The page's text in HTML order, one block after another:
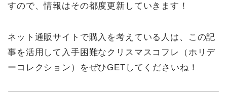
すので、情報はその都度更新していきます！
ネット通販サイトで購入を考えている人は、この記
事を活用して入手困難なクリスマスコフレ（ホリデ
ーコレクション）をぜひGETしてくださいね！